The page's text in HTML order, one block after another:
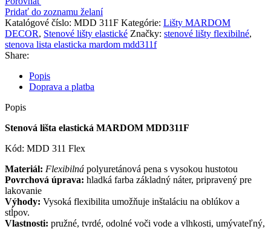
Pridať do zoznamu želaní
Katalógové číslo: MDD 311F Kategórie: Lišty MARDOM
DECOR, Stenové lišty elastické Značky: stenové lišty flexibilné,
stenova lista elasticka mardom mdd311f
Share:
Popis
Doprava a platba
Popis
Stenová lišta elastická MARDOM MDD311F
Kód: MDD 311 Flex
Materiál: Flexibilná polyuretánová pena s vysokou hustotou
Povrchová úprava: hladká farba základný náter, pripravený pre
lakovanie
Výhody: Vysoká flexibilita umožňuje inštaláciu na oblúkov a
stĺpov.
Vlastnosti: pružné, tvrdé, odolné voči vode a vlhkosti, umývateľný,